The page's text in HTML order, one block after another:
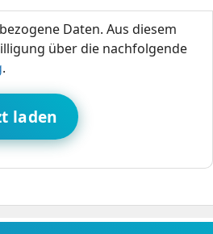
Daten. Aus diesem
über die nachfolgende
.
laden